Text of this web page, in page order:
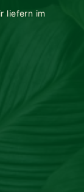
liefern im